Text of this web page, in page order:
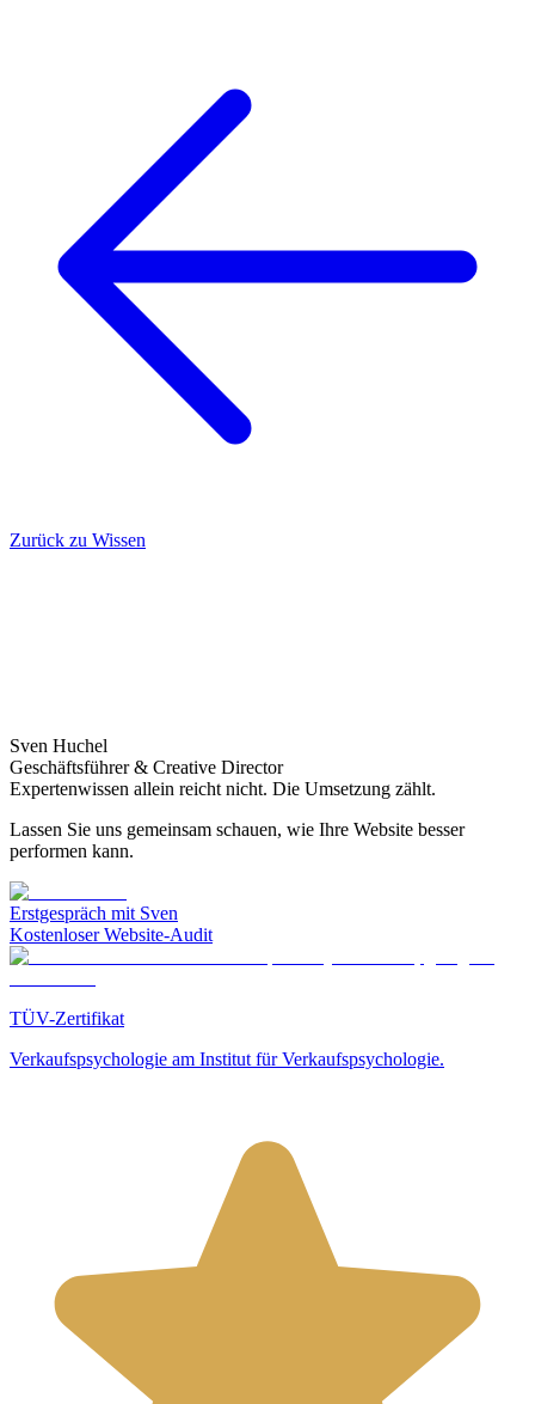
Zurück zu Wissen
Sven Huchel
Geschäftsführer & Creative Director
Expertenwissen allein reicht nicht. Die Umsetzung zählt.
Lassen Sie uns gemeinsam schauen, wie Ihre Website besser
performen kann.
Erstgespräch mit Sven
Kostenloser Website-Audit
TÜV-Zertifikat
Verkaufspsychologie am Institut für Verkaufspsychologie.